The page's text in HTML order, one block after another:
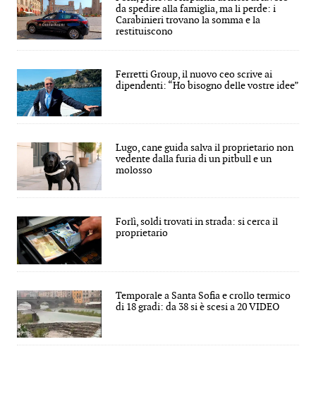
da spedire alla famiglia, ma li perde: i
Carabinieri trovano la somma e la
restituiscono
Ferretti Group, il nuovo ceo scrive ai
dipendenti: “Ho bisogno delle vostre idee”
Lugo, cane guida salva il proprietario non
vedente dalla furia di un pitbull e un
molosso
Forlì, soldi trovati in strada: si cerca il
proprietario
Temporale a Santa Sofia e crollo termico
di 18 gradi: da 38 si è scesi a 20 VIDEO